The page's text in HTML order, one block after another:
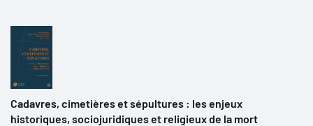
Cadavres, cimetières et sépultures : les enjeux
historiques, sociojuridiques et religieux de la mort